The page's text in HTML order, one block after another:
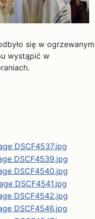
się w ogrzewanym
wystąpić w